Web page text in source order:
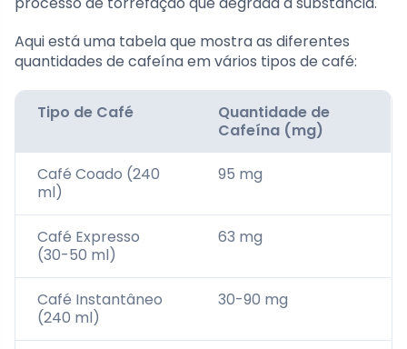
Aqui está uma tabela que mostra as diferentes
quantidades de cafeína em vários tipos de café:
Tipo de Café
Quantidade de
Cafeína (mg)
Café Coado (240
ml)
95 mg
Café Expresso
(30-50 ml)
63 mg
Café Instantâneo
(240 ml)
30-90 mg